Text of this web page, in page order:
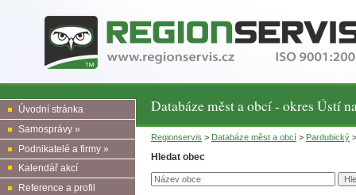
Databáze měst a obcí - okres Ústí
Úvodní stránka
Samosprávy »
Podnikatelé a firmy »
Kalendář akcí
Reference a profil
Regionservis > Databáze měst a obcí > Pardubický
Hledat obec